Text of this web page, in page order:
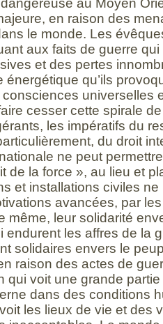
en raison des
le monde. Les
aux faits de guerre qui
et des pertes
énergétique qu’ils
universelles
cesser cette spirale
les impératifs du
du droit
ne peut
de la force », au lieu et
et installations civiles
avancées, par
même, leur solidarité
endurent les affres de la
solidaires envers le
raison des actes de
qui voit une grande
dans des conditions
les lieux de vie et des